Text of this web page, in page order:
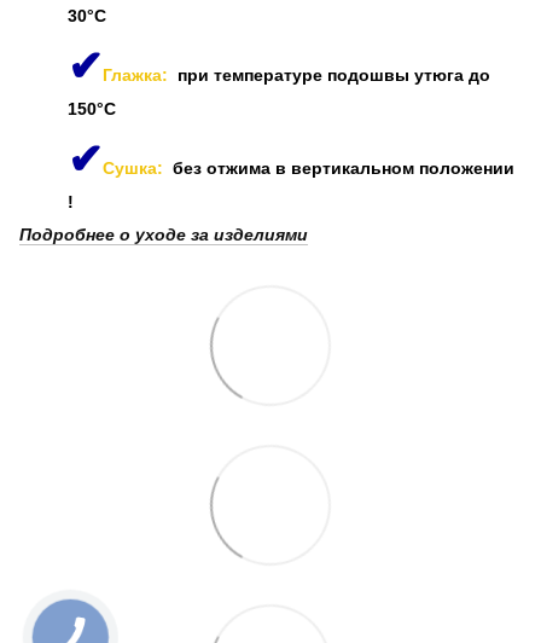
30°C
✔Глажка: при температуре подошвы утюга до
150°C
✔Сушка: без отжима в вертикальном положении
!
Подробнее о уходе за изделиями